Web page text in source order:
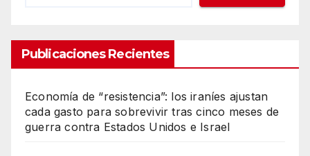
Publicaciones Recientes
Economía de “resistencia”: los iraníes ajustan
cada gasto para sobrevivir tras cinco meses de
guerra contra Estados Unidos e Israel